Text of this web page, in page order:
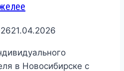
21.04.2026
в Новосибирске с